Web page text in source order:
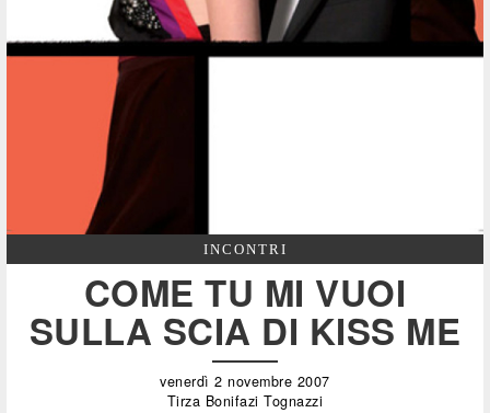
INCONTRI
COME TU MI VUOI
SULLA SCIA DI KISS ME
venerdì 2 novembre 2007
Tirza Bonifazi Tognazzi